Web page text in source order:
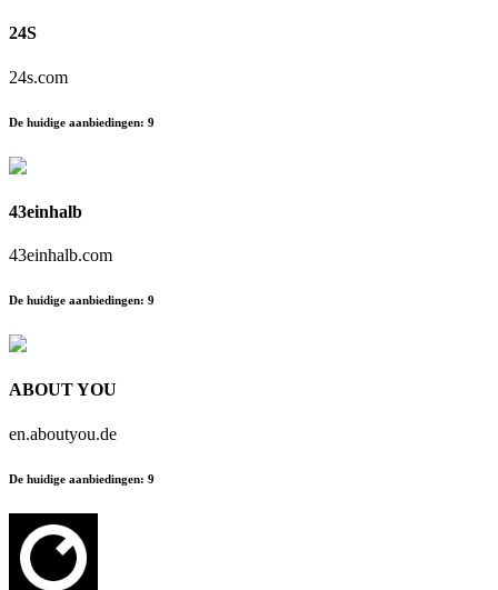
24S
24s.com
De huidige aanbiedingen: 9
43einhalb
43einhalb.com
De huidige aanbiedingen: 9
ABOUT YOU
en.aboutyou.de
De huidige aanbiedingen: 9